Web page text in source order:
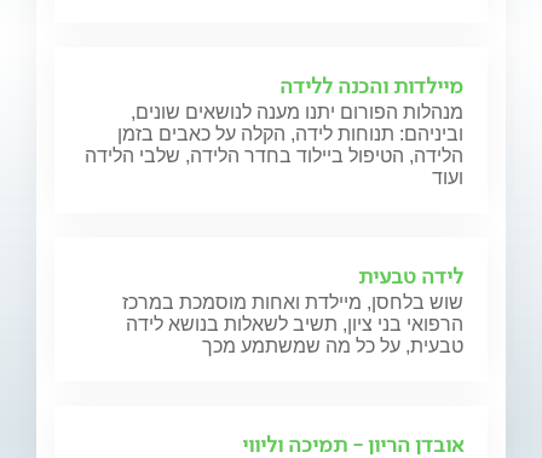
מיילדות והכנה ללידה
מנהלות הפורום יתנו מענה לנושאים שונים,
וביניהם: תנוחות לידה, הקלה על כאבים בזמן
הלידה, הטיפול ביילוד בחדר הלידה, שלבי הלידה
ועוד
לידה טבעית
שוש בלחסן, מיילדת ואחות מוסמכת במרכז
הרפואי בני ציון, תשיב לשאלות בנושא לידה
טבעית, על כל מה שמשתמע מכך
אובדן הריון - תמיכה וליווי